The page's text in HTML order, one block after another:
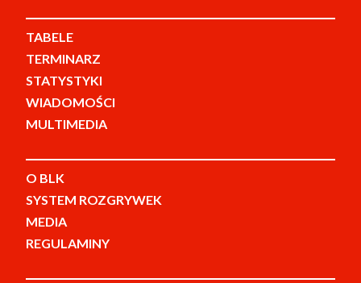
TABELE
TERMINARZ
STATYSTYKI
WIADOMOŚCI
MULTIMEDIA
O BLK
SYSTEM ROZGRYWEK
MEDIA
REGULAMINY